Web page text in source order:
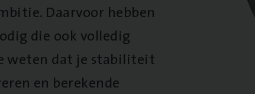
Daarvoor hebben
die ook volledig
weten dat je stabiliteit
en berekende